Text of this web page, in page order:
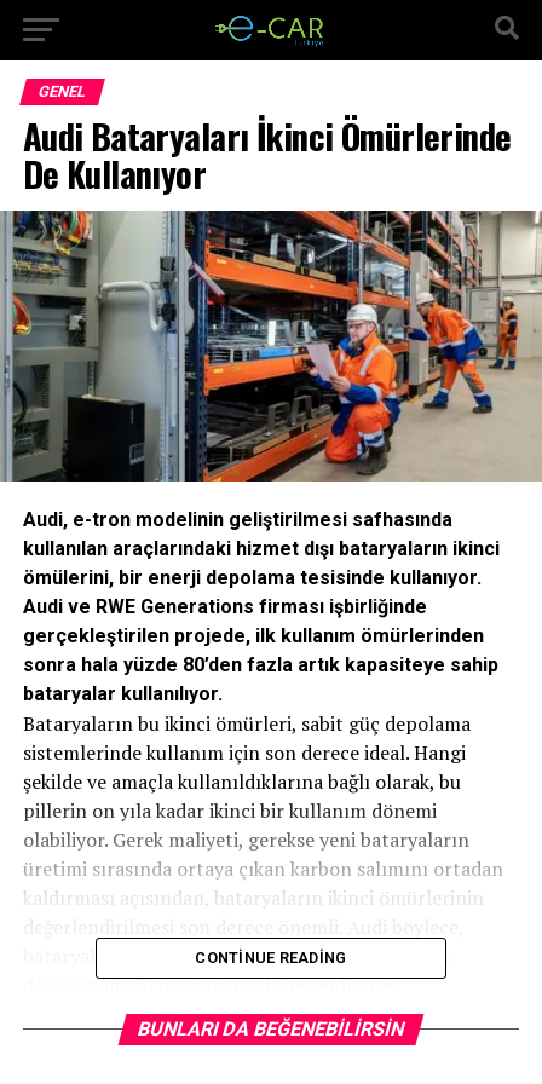
GENEL
Audi Bataryaları İkinci Ömürlerinde
De Kullanıyor
Audi, e-tron modelinin geliştirilmesi safhasında
kullanılan araçlarındaki hizmet dışı bataryaların ikinci
ömülerini, bir enerji depolama tesisinde kullanıyor.
Audi ve RWE Generations firması işbirliğinde
gerçekleştirilen projede, ilk kullanım ömürlerinden
sonra hala yüzde 80’den fazla artık kapasiteye sahip
bataryalar kullanılıyor.
Bataryaların bu ikinci ömürleri, sabit güç depolama
sistemlerinde kullanım için son derece ideal. Hangi
şekilde ve amaçla kullanıldıklarına bağlı olarak, bu
pillerin on yıla kadar ikinci bir kullanım dönemi
olabiliyor. Gerek maliyeti, gerekse yeni bataryaların
üretimi sırasında ortaya çıkan karbon salımını ortadan
kaldırması açısından, bataryaların ikinci ömürlerinin
bataryalarının; biri otomobilde, diğeri de elektrik
depolamada iki ömrünü de değerlendirerek,
sürdürülebilir bir gelişme sağlıyor.
CONTINUE READING
BUNLARI DA BEĞENEBILIRSIN